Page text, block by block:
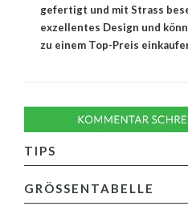
gefertigt und mit Strass
exzellentes Design und
zu einem Top-Preis
TIPS
GRÖSSENTABELLE